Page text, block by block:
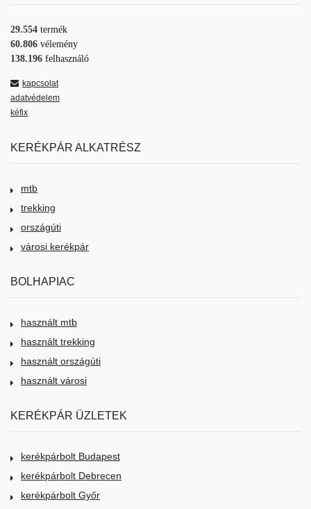
29.554 termék
60.806 vélemény
138.196 felhasználó
kapcsolat
adatvédelem
kéfix
KERÉKPÁR ALKATRÉSZ
mtb
trekking
országúti
városi kerékpár
BOLHAPIAC
használt mtb
használt trekking
használt országúti
használt városi
KERÉKPÁR ÜZLETEK
kerékpárbolt Budapest
kerékpárbolt Debrecen
kerékpárbolt Győr